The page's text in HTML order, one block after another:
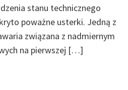
stanu technicznego
poważne usterki. Jedną z
związana z nadmiernym
na pierwszej […]